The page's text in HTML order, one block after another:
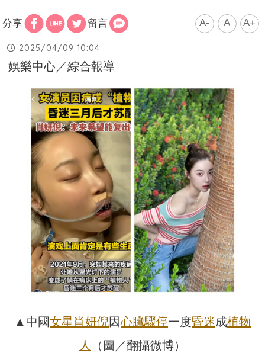
分享 留言 A- A A+
2025/04/09 10:04
娛樂中心／綜合報導
▲中國女星肖妍倪因心臟驟停一度昏迷成植物
人
（圖／翻攝微博）